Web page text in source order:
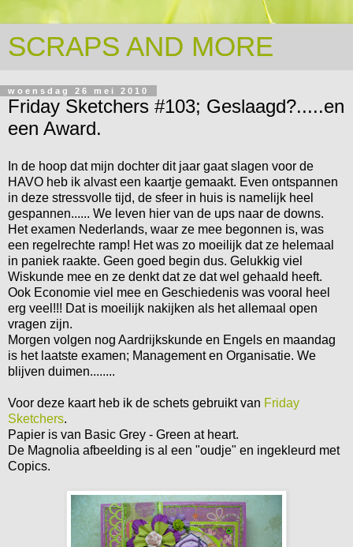
SCRAPS AND MORE
woensdag 26 mei 2010
Friday Sketchers #103; Geslaagd?.....en
een Award.
In de hoop dat mijn dochter dit jaar gaat slagen voor de
HAVO heb ik alvast een kaartje gemaakt. Even ontspannen
in deze stressvolle tijd, de sfeer in huis is namelijk heel
gespannen...... We leven hier van de ups naar de downs.
Het examen Nederlands, waar ze mee begonnen is, was
een regelrechte ramp! Het was zo moeilijk dat ze helemaal
in paniek raakte. Geen goed begin dus. Gelukkig viel
Wiskunde mee en ze denkt dat ze dat wel gehaald heeft.
Ook Economie viel mee en Geschiedenis was vooral heel
erg veel!!! Dat is moeilijk nakijken als het allemaal open
vragen zijn.
Morgen volgen nog Aardrijkskunde en Engels en maandag
is het laatste examen; Management en Organisatie. We
blijven duimen........
Voor deze kaart heb ik de schets gebruikt van Friday
Sketchers.
Papier is van Basic Grey - Green at heart.
De Magnolia afbeelding is al een "oudje" en ingekleurd met
Copics.